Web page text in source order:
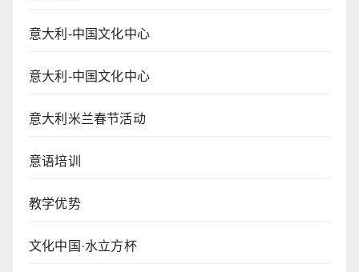
意大利-中国文化中心
意大利-中国文化中心
意大利米兰春节活动
意语培训
教学优势
文化中国·水立方杯